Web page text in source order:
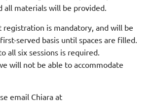
all materials will be provided.
registration is mandatory, and will be
served basis until spaces are filled.
all six sessions is required.
will not be able to accommodate
email Chiara at